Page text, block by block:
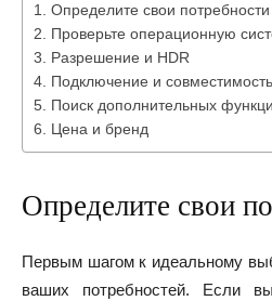
Определите свои потребности
Проверьте операционную
Разрешение и HDR
Подключение и совместимость
Поиск дополнительных
Цена и бренд
Определите свои
Первым шагом к идеальному
ваших потребностей. Если